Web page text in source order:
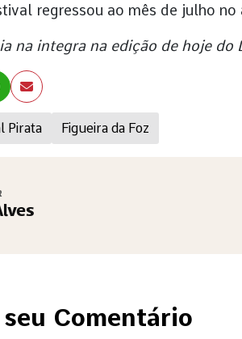
Pirata Figueira da Foz
regressou ao mês de julho no
na integra na edição de hoje do
seu Comentário